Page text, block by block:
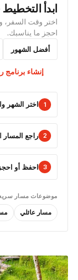
ابدأ التخطيط في 3
اختر وقت السفر،
احجز ما يناسبك.
أفضل الشهور
إنشاء برنامج
1 اختر الشهر
2 راجع المسار
3 احفظ أو احجز
موضوعات مسار
مسار عائلي